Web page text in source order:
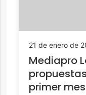
21 de enero de
Mediapro
primer mes